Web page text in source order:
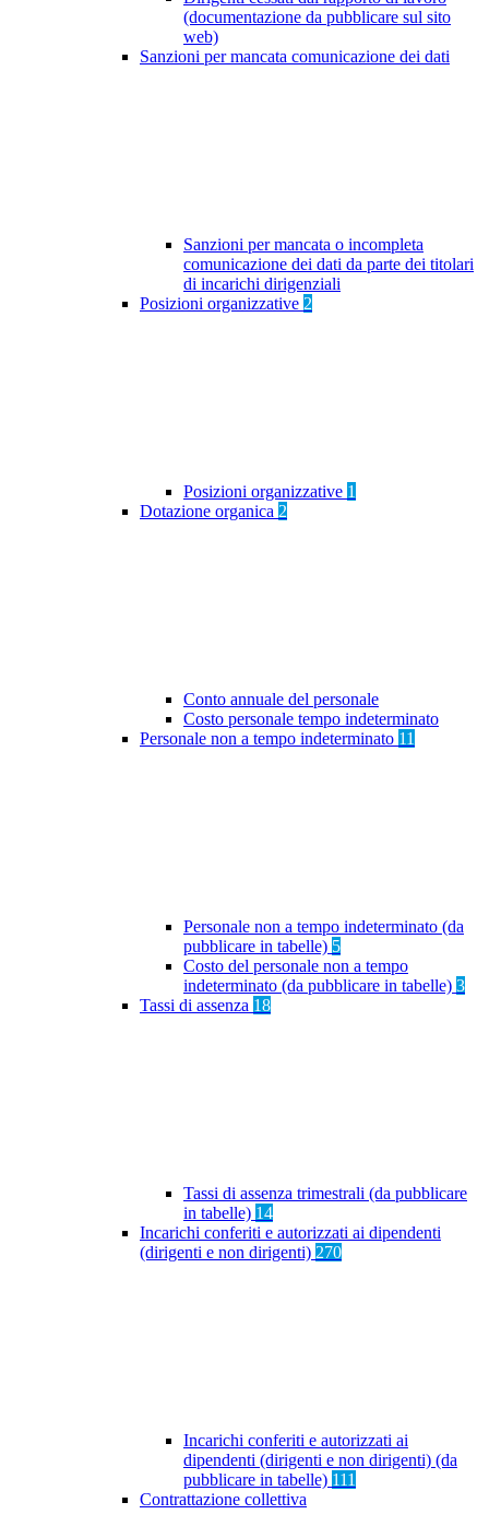
(documentazione da pubblicare sul sito
web)
Sanzioni per mancata comunicazione dei dati
Sanzioni per mancata o incompleta
comunicazione dei dati da parte dei titolari
di incarichi dirigenziali
Posizioni organizzative 2
Posizioni organizzative 1
Dotazione organica 2
Conto annuale del personale
Costo personale tempo indeterminato
Personale non a tempo indeterminato 11
Personale non a tempo indeterminato (da
pubblicare in tabelle) 5
Costo del personale non a tempo
indeterminato (da pubblicare in tabelle) 3
Tassi di assenza 18
Tassi di assenza trimestrali (da pubblicare
in tabelle) 14
Incarichi conferiti e autorizzati ai dipendenti
(dirigenti e non dirigenti) 270
Incarichi conferiti e autorizzati ai
dipendenti (dirigenti e non dirigenti) (da
pubblicare in tabelle) 111
Contrattazione collettiva